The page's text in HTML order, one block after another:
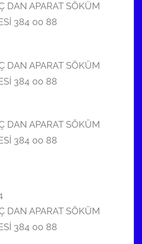
DAN APARAT SÖKÜM
384 00 88
DAN APARAT SÖKÜM
384 00 88
DAN APARAT SÖKÜM
384 00 88
DAN APARAT SÖKÜM
384 00 88